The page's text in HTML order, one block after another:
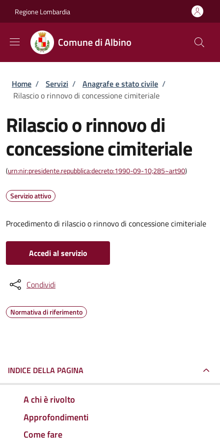
Regione Lombardia
Comune di Albino
Briciole di pane
Home / Servizi / Anagrafe e stato civile /
Rilascio o rinnovo di concessione cimiteriale
Rilascio o rinnovo di
concessione cimiteriale
(urn:nir:presidente.repubblica:decreto:1990-09-10;285~art90)
Servizio attivo
Procedimento di rilascio o rinnovo di concessione cimiteriale
Accedi al servizio
Condividi
Normativa di riferimento
INDICE DELLA PAGINA
A chi è rivolto
Approfondimenti
Come fare